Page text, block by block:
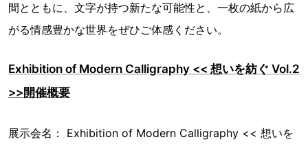
間とともに、文字が持つ新たな可能性と、一枚の紙から広
がる情感豊かな世界をぜひご体感ください。
Exhibition of Modern Calligraphy << 想いを紡ぐ Vol.2
>>開催概要
展示会名： Exhibition of Modern Calligraphy << 想いを